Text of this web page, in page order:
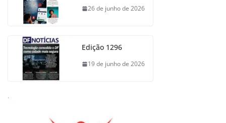
26 de junho de 2026
Edição 1296
19 de junho de 2026